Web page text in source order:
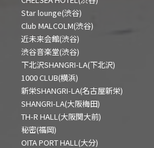
Star lounge(渋谷)
Club MALCOLM(渋谷)
近未来会館(渋谷)
渋谷音楽堂(渋谷)
下北沢SHANGRI-LA(下北沢)
1000 CLUB(横浜)
新栄SHANGRI-LA(名古屋新栄)
SHANGRI-LA(大阪梅田)
TH-R HALL(大阪関大前)
秘密(福岡)
OITA PORT HALL(大分)